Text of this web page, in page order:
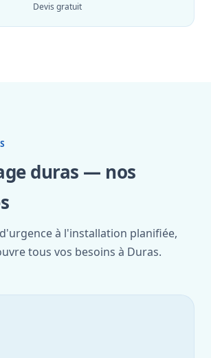
Devis gratuit
duras — nos
à l'installation planifiée,
tous vos besoins à Duras.